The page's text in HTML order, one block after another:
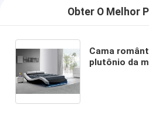
Obter O Melhor
Cama
plutônio da